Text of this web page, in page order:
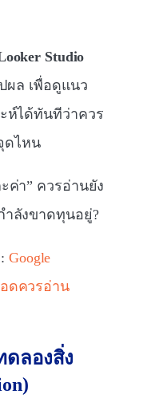
Studio
ผล เพื่อดูแนว
ห์ได้ทันทีว่าควร
ดไหน
ค่า” ควรอ่านยัง
ำลังขาดทุนอยู่?
Google
ดควรอ่าน
ดลองสิ่ง